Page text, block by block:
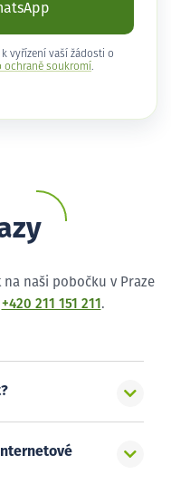
vyřízení vaší žádosti o
ochraně soukromí .
na naši pobočku v Praze
+420 211 151 211 .